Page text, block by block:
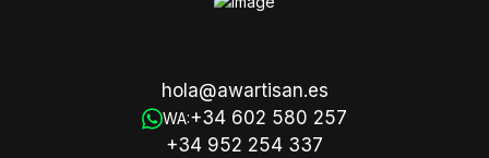
hola@awartisan.es
WA:+34 602 580 257
+34 952 254 337